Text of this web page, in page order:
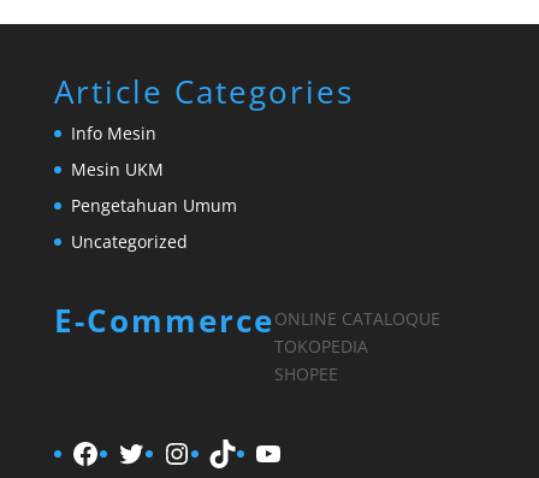
Article Categories
Info Mesin
Mesin UKM
Pengetahuan Umum
Uncategorized
E-CommerceONLINE CATALOQUE
TOKOPEDIA
SHOPEE
Facebook
TwitterInstagram
TikTokYouTube